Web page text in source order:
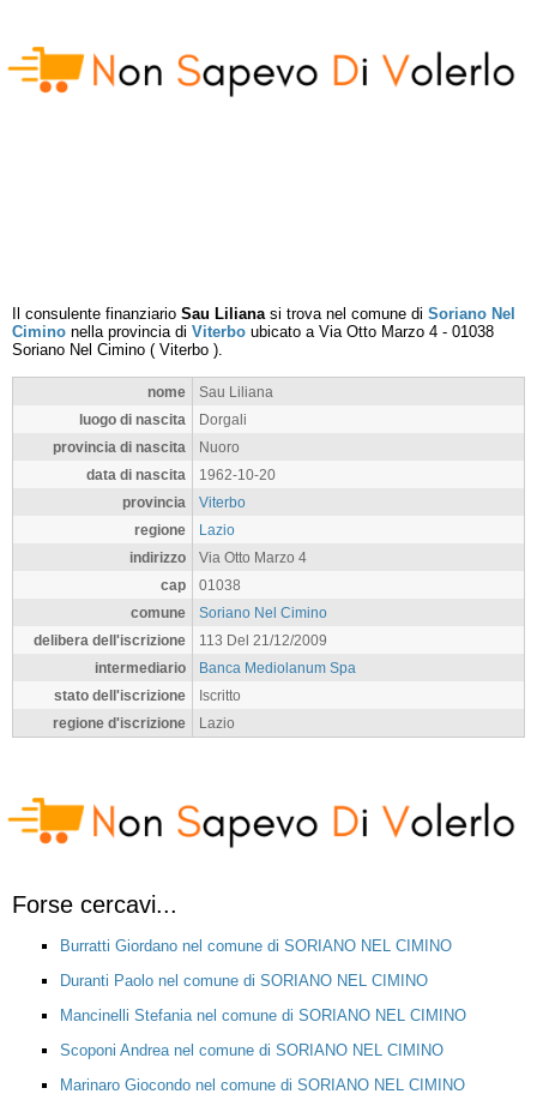
Il consulente finanziario Sau Lilianasi trova nel comune di Soriano Nel
Cimino nella provincia di Viterbo ubicato a Via Otto Marzo 4 - 01038
Soriano Nel Cimino ( Viterbo ).
nome
Sau Liliana
luogo di nascita
Dorgali
provincia di nascita
Nuoro
data di nascita
1962-10-20
provincia
Viterbo
regione
Lazio
indirizzo
Via Otto Marzo 4
cap
01038
comune
Soriano Nel Cimino
delibera dell'iscrizione
113 Del 21/12/2009
intermediario
Banca Mediolanum Spa
stato dell'iscrizione
Iscritto
regione d'iscrizione
Lazio
Forse cercavi...
Burratti Giordano nel comune di SORIANO NEL CIMINO
Duranti Paolo nel comune di SORIANO NEL CIMINO
Mancinelli Stefania nel comune di SORIANO NEL CIMINO
Scoponi Andrea nel comune di SORIANO NEL CIMINO
Marinaro Giocondo nel comune di SORIANO NEL CIMINO